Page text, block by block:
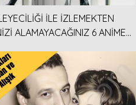
İLE İZLEMEKTEN
ALAMAYACAĞINIZ 6 ANİME